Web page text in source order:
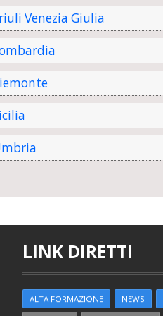
Venezia Giulia
LINK DIRETTI
ALTA FORMAZIONE NEWS